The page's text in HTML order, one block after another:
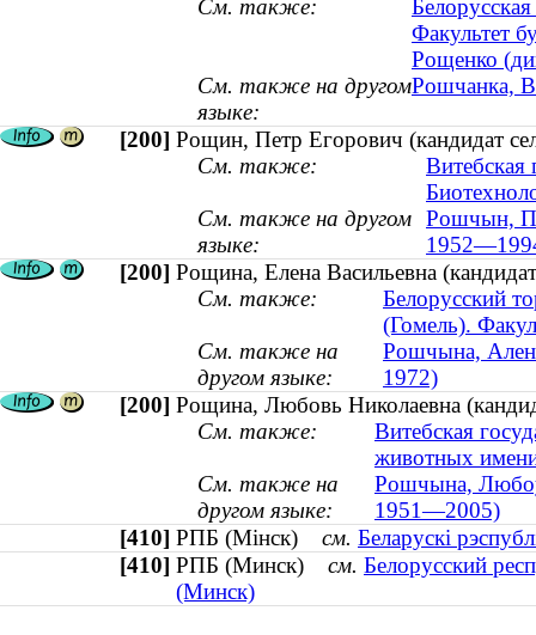
См. также:
Факультет
Рощенко
См. также на другом
языке:
Рошчанка,
[200] Рощин, Петр Егорович (кандидат
См. также:
Витебская
См. также на другом
языке:
Рошчын,
[200] Рощина, Елена Васильевна
См. также:
Белорусский
(Гомель).
См. также на
другом языке:
Рошчына, Алена
1972)
[200] Рощина, Любовь Николаевна
См. также:
Витебская
животных
См. также на
другом языке:
Рошчына, Любоў
1951—2005)
[410] РПБ (Мінск) см. Беларускі
[410] РПБ (Минск) см. Белорусский
(Минск)